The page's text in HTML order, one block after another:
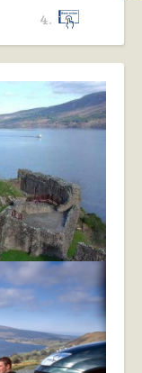
reis
aan
Vul
4.